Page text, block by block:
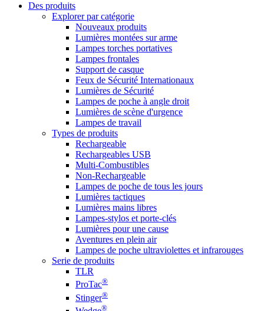
Des produits
Explorer par catégorie
Nouveaux produits
Lumières montées sur arme
Lampes torches portatives
Lampes frontales
Support de casque
Feux de Sécurité Internationaux
Lumières de Sécurité
Lampes de poche à angle droit
Lumières de scène d'urgence
Lampes de travail
Types de produits
Rechargeable
Rechargeables USB
Multi-Combustibles
Non-Rechargeable
Lampes de poche de tous les jours
Lumières tactiques
Lumières mains libres
Lampes-stylos et porte-clés
Lumières pour une cause
Aventures en plein air
Lampes de poche ultraviolettes et infrarouges
Serie de produits
TLR
ProTac®
Stinger®
®